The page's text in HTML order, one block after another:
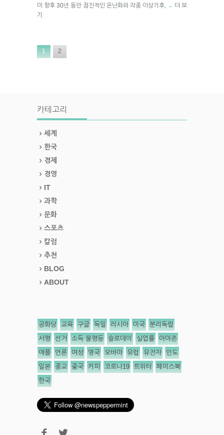
미 향후 30년 동안 점진적인 온난화와 각종 이상기후,
→ 더 보
기
1 2
카테고리
세계
한국
경제
경영
IT
과학
문화
스포츠
칼럼
추천
BLOG
ABOUT
공화당 교육 구글 독일 러시아 미국 분리독립
서평 선거 소득 불평등 슬로데이 실업률 아마존
애플 언론 여성 영국 오바마 유럽 유전자 인도
일본 종교 중국 커피 코로나19 트위터 페이스북
한국